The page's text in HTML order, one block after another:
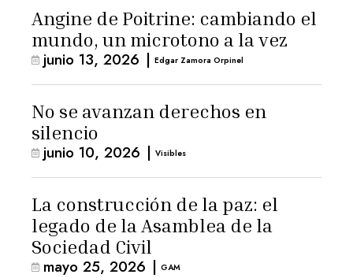
Angine de Poitrine: cambiando el
mundo, un microtono a la vez
junio 13, 2026 | Edgar Zamora Orpinel
No se avanzan derechos en
silencio
junio 10, 2026 | Visibles
La construcción de la paz: el
legado de la Asamblea de la
Sociedad Civil
mayo 25, 2026 | GAM